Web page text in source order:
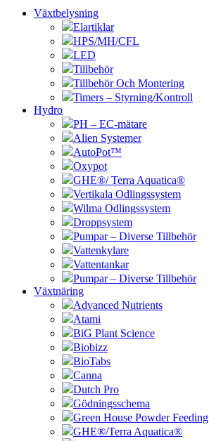
Växtbelysning
Elartiklar
HPS/MH/CFL
LED
Tillbehör
Tillbehör Och Montering
Timers – Styrning/Kontroll
Hydro
PH – EC-mätare
Alien Systemer
AutoPot™
Oxypot
GHE®/ Terra Aquatica®
Vertikala Odlingssystem
Wilma Odlingssystem
Droppsystem
Pumpar – Diverse Tillbehör
Vattenkylare
Vattentankar
Pumpar – Diverse Tillbehör
Växtnäring
Advanced Nutrients
Atami
BiG Plant Science
Biobizz
BioTabs
Canna
Dutch Pro
Gödningsschema
Green House Powder Feeding
GHE®/Terra Aquatica®